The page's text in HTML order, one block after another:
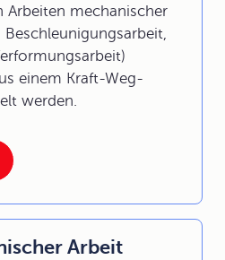
Arbeiten mechanischer
einem Kraft-Weg-
werden.
Arbeit